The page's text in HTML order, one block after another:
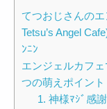
てつおじさんの
Tetsu’s Angel
ﾝﾆﾝ
エンジェルカフ
つの萌えポイント
1. 神様ﾏｼﾞ感